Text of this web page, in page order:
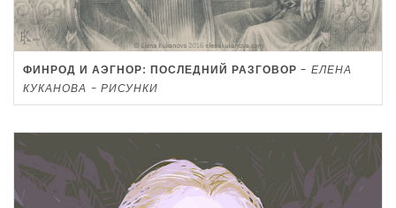
ФИНРОД И АЭГНОР: ПОСЛЕДНИЙ РАЗГОВОР - ЕЛЕНА
КУКАНОВА - РИСУНКИ